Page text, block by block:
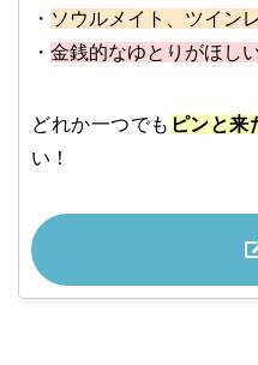
・ ソウルメイト、ツイン
・ 金銭的なゆとりがほし
どれか一つでも ピンと来
い！